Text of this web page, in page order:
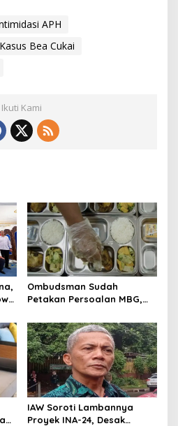
APH
Kasus Bea Cukai
Ikuti Kami
Ombudsman Sudah
Petakan Persoalan MBG,
Bertindak
IAW Soroti Lambannya
Proyek INA-24, Desak